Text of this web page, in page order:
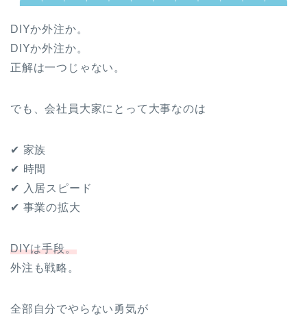
DIYか外注か。
DIYか外注か。
正解は一つじゃない。
でも、会社員大家にとって大事なのは
✔ 家族
✔ 時間
✔ 入居スピード
✔ 事業の拡大
DIYは手段。
外注も戦略。
全部自分でやらない勇気が